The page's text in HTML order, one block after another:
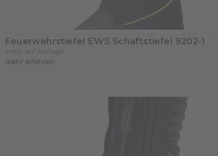
Feuerwehrstiefel EWS Schaftstiefel 9202-1
mehr erfahren